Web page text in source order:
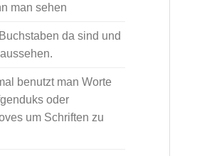
man sehen
da sind und
benutzt man Worte
oder
um Schriften zu